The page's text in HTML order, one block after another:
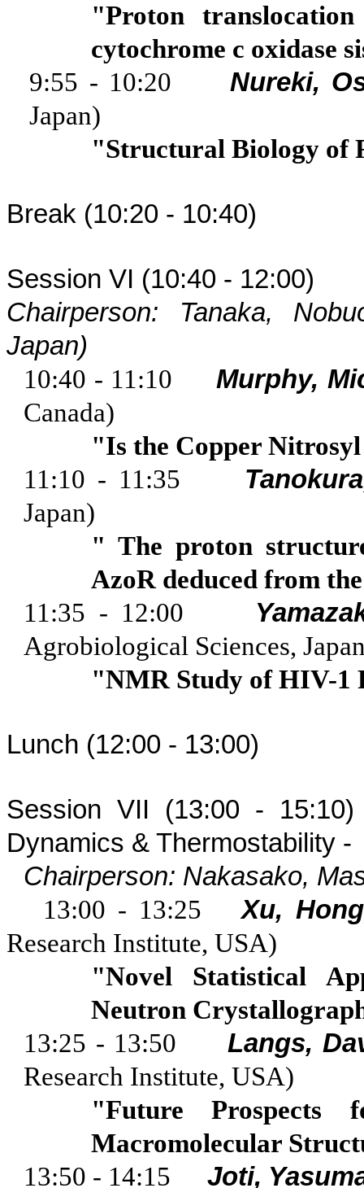
"Proton
cytochrome c oxidase
9:55 - 10:20
Nureki,
Japan)
"Structural Biology of
Break (10:20 - 10:40)
Session VI (10:40 - 12:00)
Chairperson: Tanaka,
Japan)
10:40 - 11:10
Murphy,
Canada)
"Is the Copper Nitrosyl
11:10 - 11:35
Tanokura
Japan)
" The proton
AzoRdeduced from
11:35 - 12:00
Agrobiological Sciences,
"NMR Study of HIV-1
Lunch (12:00 - 13:00)
Session VII (13:00 -
Dynamics & Thermostability -
Chairperson: Nakasako,
13:00 - 13:25
Xu,
Research Institute, USA)
"Novel Statistical
Neutron
13:25 - 13:50
Langs,
Research Institute, USA)
"Future Prospects
Macromolecular
13:50 - 14:15
Joti,